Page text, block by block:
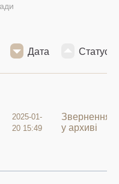
Дата Статус
2025-01-
20 15:49
Звернення
у архиві